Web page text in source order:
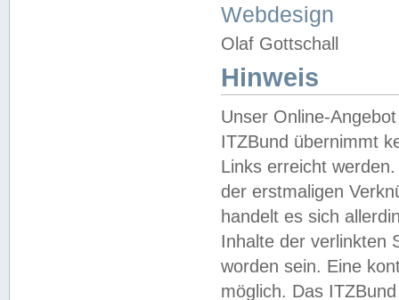
Webdesign
Olaf Gottschall
Hinweis
Unser Online-
ITZBund übernimmt
Links erreicht
der erstmaligen
handelt es sich
Inhalte der verlinkten
worden sein. Eine
möglich. Das